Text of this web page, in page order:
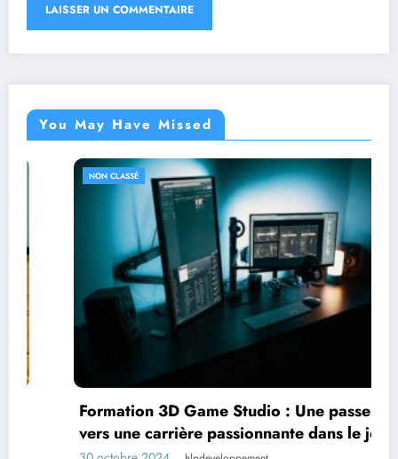
You May Have Missed
NON CLASSÉ
Formation 3D Game Studio : Une passerelle
vers une carrière passionnante dans le jeu